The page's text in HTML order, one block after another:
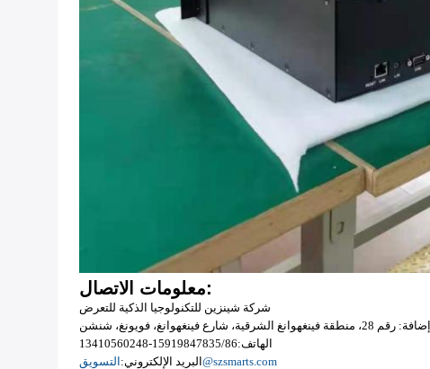
معلومات الاتصال:
شركة شينزين للتكنولوجيا الذكية للتعرض
إضافة: رقم 28، منطقة فينغهوانغ الشرقية، شارع فينغهوانغ، فويونغ، شنشن
الهاتف:
15919847835/86-13410560248
البريد الإلكتروني:التسويق@szsmarts.com